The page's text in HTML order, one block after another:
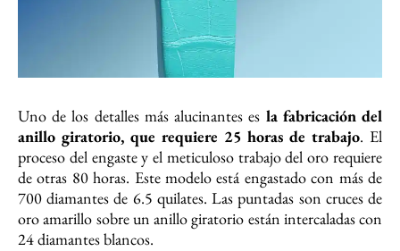
Uno de los detalles más alucinantes es la fabricación del
anillo giratorio, que requiere 25 horas de trabajo. El
proceso del engaste y el meticuloso trabajo del oro requiere
de otras 80 horas. Este modelo está engastado con más de
700 diamantes de 6.5 quilates. Las puntadas son cruces de
oro amarillo sobre un anillo giratorio están intercaladas con
24 diamantes blancos.